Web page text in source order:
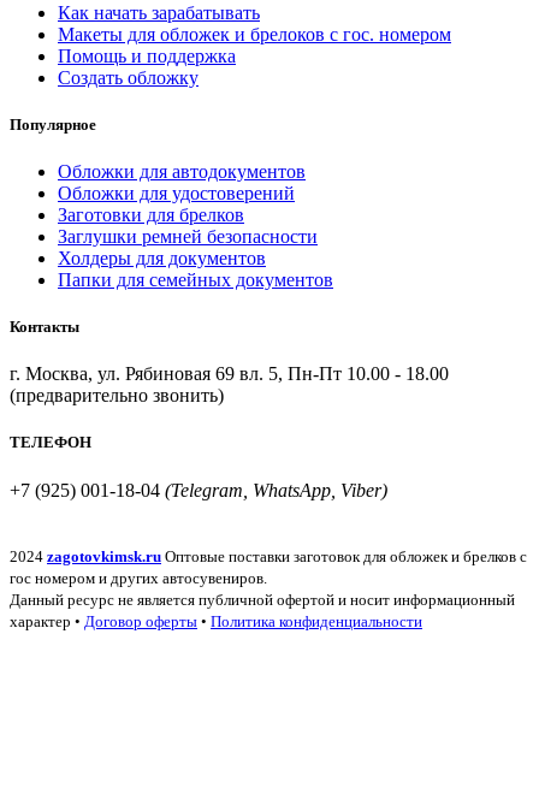
Как начать зарабатывать
Макеты для обложек и брелоков с гос. номером
Помощь и поддержка
Создать обложку
Популярное
Обложки для автодокументов
Обложки для удостоверений
Заготовки для брелков
Заглушки ремней безопасности
Холдеры для документов
Папки для семейных документов
Контакты
г. Москва, ул. Рябиновая 69 вл. 5, Пн-Пт 10.00 - 18.00
(предварительно звонить)
ТЕЛЕФОН
+7 (925) 001-18-04 (Telegram, WhatsApp, Viber)
2024 zagotovkimsk.ru Оптовые поставки заготовок для обложек и брелков с
гос номером и других автосувениров.
Данный ресурс не является публичной офертой и носит информационный
характер • Договор оферты • Политика конфиденциальности